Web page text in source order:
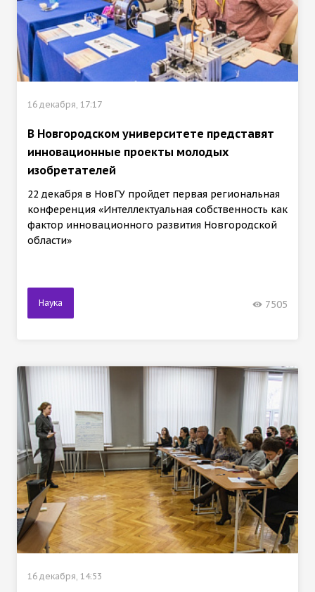
16 декабря, 17:17
В Новгородском университете представят
инновационные проекты молодых
изобретателей
22 декабря в НовГУ пройдет первая региональная
конференция «Интеллектуальная собственность как
фактор инновационного развития Новгородской
области»
Наука 7505
16 декабря, 14:53